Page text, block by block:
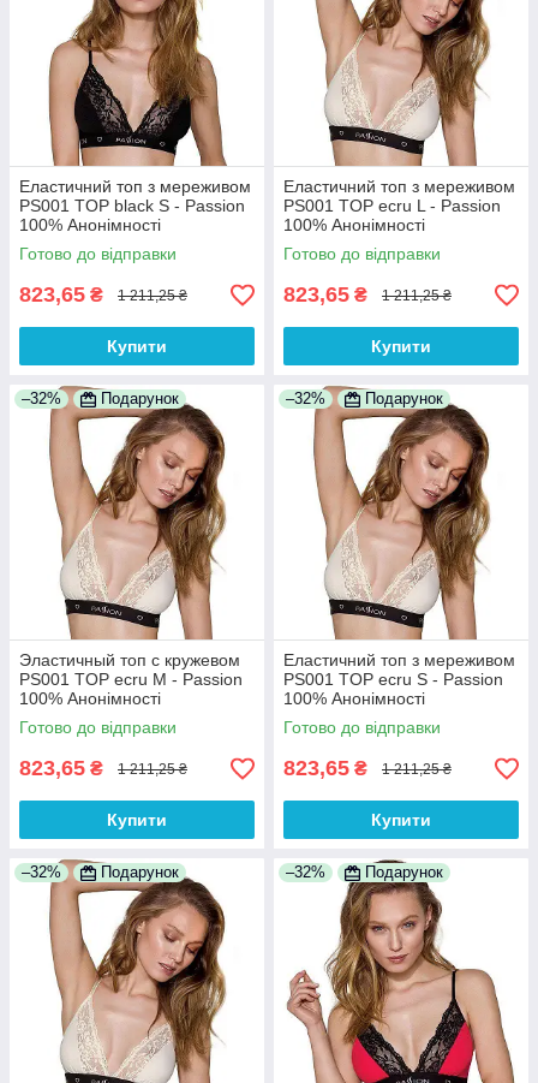
Еластичний топ з мереживом
PS001 TOP black S - Passion
100% Анонімності
Готово до відправки
823,65 ₴ 1 211,25 ₴
Купити
Еластичний топ з мереживом
PS001 TOP ecru L - Passion
100% Анонімності
Готово до відправки
823,65 ₴ 1 211,25 ₴
Купити
–32% Подарунок
Эластичный топ с кружевом
PS001 TOP ecru M - Passion
100% Анонімності
Готово до відправки
823,65 ₴ 1 211,25 ₴
Купити
–32% Подарунок
Еластичний топ з мереживом
PS001 TOP ecru S - Passion
100% Анонімності
Готово до відправки
823,65 ₴ 1 211,25 ₴
Купити
–32% Подарунок –32% Подарунок